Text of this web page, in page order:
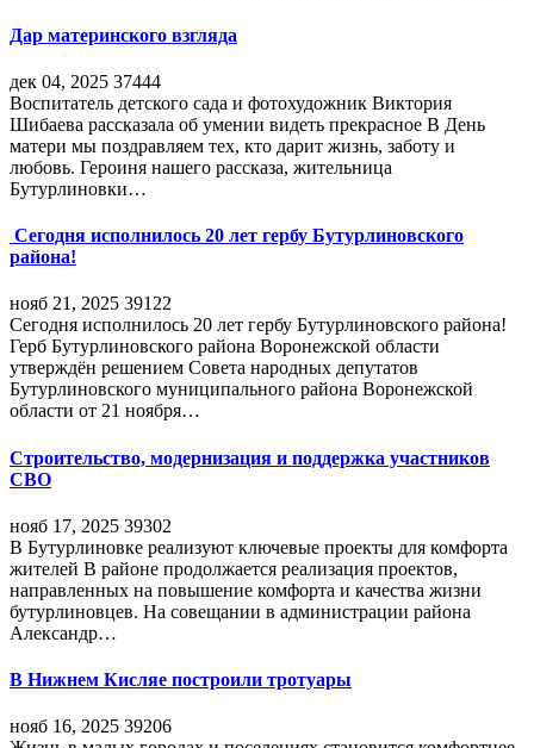
Дар материнского взгляда
дек 04, 2025 37444
Воспитатель детского сада и фотохудожник Виктория
Шибаева рассказала об умении видеть прекрасное В День
матери мы поздравляем тех, кто дарит жизнь, заботу и
любовь. Героиня нашего рассказа, жительница
Бутурлиновки…
Сегодня исполнилось 20 лет гербу Бутурлиновского
района!
нояб 21, 2025 39122
Сегодня исполнилось 20 лет гербу Бутурлиновского района!
Герб Бутурлиновского района Воронежской области
утверждён решением Совета народных депутатов
Бутурлиновского муниципального района Воронежской
области от 21 ноября…
Строительство, модернизация и поддержка участников
СВО
нояб 17, 2025 39302
В Бутурлиновке реализуют ключевые проекты для комфорта
жителей В районе продолжается реализация проектов,
направленных на повышение комфорта и качества жизни
бутурлиновцев. На совещании в администрации района
Александр…
В Нижнем Кисляе построили тротуары
нояб 16, 2025 39206